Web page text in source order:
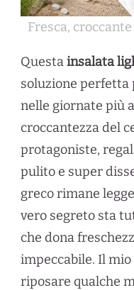
Fresca,
Questainsalata
soluzione
nelle giornate più
croccantezza del
protagoniste,
pulito e super
greco rimane
vero segreto sta
che dona
impeccabile. Il
riposare qualche